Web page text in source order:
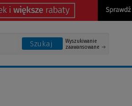
Szukaj
Wyszukiwanie
zaawansowane